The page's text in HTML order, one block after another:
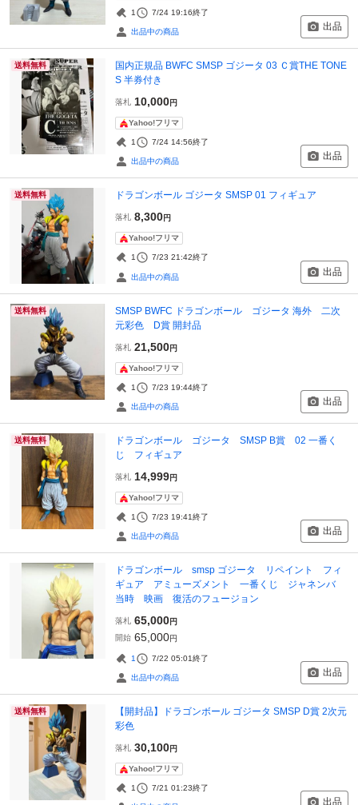
1 7/24 19:16終了
出品中の商品 出品
送料無料
国内正規品 BWFC SMSP ゴジータ 03 Ｃ賞THE TONE
S 半券付き
落札 10,000円
Yahoo!フリマ
1 7/24 14:56終了
出品中の商品 出品
送料無料 ドラゴンボール ゴジータ SMSP 01 フィギュア
落札 8,300円
Yahoo!フリマ
1 7/23 21:42終了
出品中の商品 出品
送料無料
SMSP BWFC ドラゴンボール ゴジータ 海外 二次
元彩色 D賞 開封品
落札 21,500円
Yahoo!フリマ
1 7/23 19:44終了
出品中の商品 出品
送料無料
ドラゴンボール ゴジータ SMSP B賞 02 一番く
じ フィギュア
落札 14,999円
Yahoo!フリマ
1 7/23 19:41終了
出品中の商品 出品
ドラゴンボール smsp ゴジータ リペイント フィ
ギュア アミューズメント 一番くじ ジャネンバ
当時 映画 復活のフュージョン
落札 65,000円
開始 65,000円
1 7/22 05:01終了
出品中の商品 出品
送料無料
【開封品】ドラゴンボール ゴジータ SMSP D賞 2次元
彩色
落札 30,100円
Yahoo!フリマ
1 7/21 01:23終了
出品